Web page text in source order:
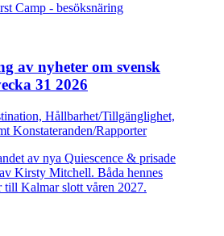
av nyheter om svensk
31 2026
Hållbarhet/Tillgänglighet,
Konstateranden/Rapporter